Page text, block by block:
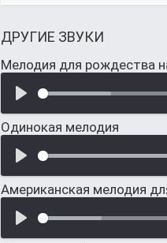
ДРУГИЕ ЗВУКИ
Мелодия для рождества
Одинокая мелодия
Американская мелодия